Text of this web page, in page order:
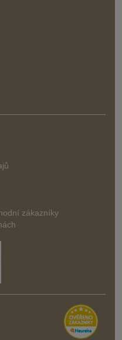
zákazníky